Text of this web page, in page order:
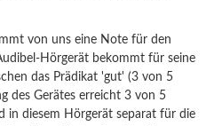
von uns eine Note für den
Hörgerät bekommt für seine
das Prädikat 'gut' (3 von 5
des Gerätes erreicht 3 von 5
in diesem Hörgerät separat für die